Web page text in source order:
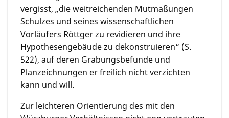
vergisst, „die weitreichenden Mutmaßungen
Schulzes und seines wissenschaftlichen
Vorläufers Röttger zu revidieren und ihre
Hypothesengebäude zu dekonstruieren“ (S.
522), auf deren Grabungsbefunde und
Planzeichnungen er freilich nicht verzichten
kann und will.
Zur leichteren Orientierung des mit den